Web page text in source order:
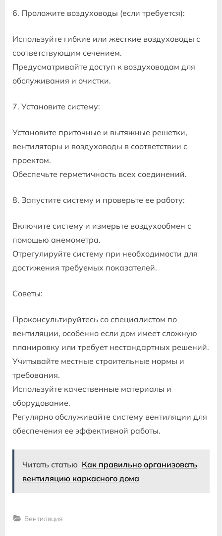
6. Проложите воздуховоды (если требуется):
Используйте гибкие или жесткие воздуховоды с
соответствующим сечением.
Предусматривайте доступ к воздуховодам для
обслуживания и очистки.
7. Установите систему:
Установите приточные и вытяжные решетки,
вентиляторы и воздуховоды в соответствии с
проектом.
Обеспечьте герметичность всех соединений.
8. Запустите систему и проверьте ее работу:
Включите систему и измерьте воздухообмен с
помощью анемометра.
Отрегулируйте систему при необходимости для
достижения требуемых показателей.
Советы:
Проконсультируйтесь со специалистом по
вентиляции, особенно если дом имеет сложную
планировку или требует нестандартных решений.
Учитывайте местные строительные нормы и
требования.
Используйте качественные материалы и
оборудование.
Регулярно обслуживайте систему вентиляции для
обеспечения ее эффективной работы.
Читать статью Как правильно организовать
вентиляцию каркасного дома
Вентиляция